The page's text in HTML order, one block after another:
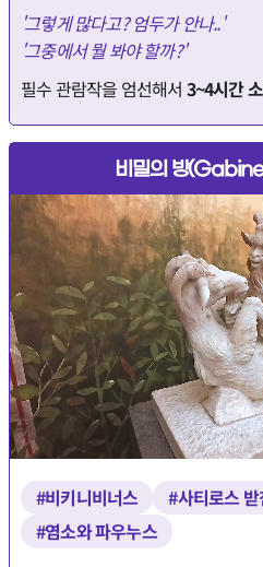
'그렇게 많다고? 엄두가 안나..'
'그중에서 뭘 봐야 할까?'
필수 관람작을 엄선해서 3~4시간
비밀의 방
#비키니비너스 #사티로스
#염소와 파우누스